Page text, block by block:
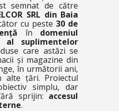
semnat de către
SRL din Baia
cu peste30 de
în domeniul
al suplimentelor
care astăzi se
și magazine din
în următorii ani,
țări. Proiectul
simplu, dar
sprijin: accesul
.